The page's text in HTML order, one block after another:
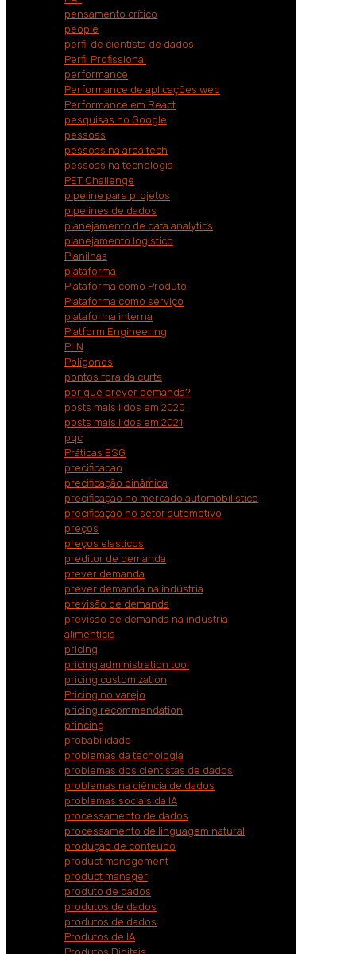
pensamento crítico
people
perfil de cientista de dados
Perfil Profissional
performance
Performance de aplicações web
Performance em React
pesquisas no Google
pessoas
pessoas na area tech
pessoas na tecnologia
PET Challenge
pipeline para projetos
pipelines de dados
planejamento de data analytics
planejamento logistico
Planilhas
plataforma
Plataforma como Produto
Plataforma como serviço
plataforma interna
Platform Engineering
PLN
Polígonos
pontos fora da curta
por que prever demanda?
posts mais lidos em 2020
posts mais lidos em 2021
pqc
Práticas ESG
precificacao
precificação dinâmica
precificação no mercado automobilístico
precificação no setor automotivo
preços
preços elasticos
preditor de demanda
prever demanda
prever demanda na indústria
previsão de demanda
previsão de demanda na indústria
alimentícia
pricing
pricing administration tool
pricing customization
Pricing no varejo
pricing recommendation
princing
probabilidade
problemas da tecnologia
problemas dos cientistas de dados
problemas na ciência de dados
problemas sociais da IA
processamento de dados
processamento de linguagem natural
produção de conteúdo
product management
product manager
produto de dados
produtos de dados
produtos de dados
Produtos de IA